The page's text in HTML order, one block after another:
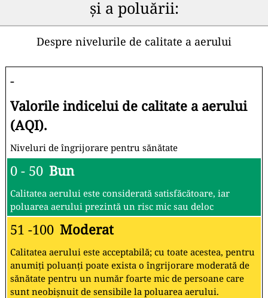
și a poluării:
Despre nivelurile de calitate a aerului
-
Valorile indicelui de calitate a aerului
(AQI).
Niveluri de îngrijorare pentru sănătate
0 - 50 Bun
Calitatea aerului este considerată satisfăcătoare, iar
poluarea aerului prezintă un risc mic sau deloc
51 -100 Moderat
Calitatea aerului este acceptabilă; cu toate acestea, pentru
anumiți poluanți poate exista o îngrijorare moderată de
sănătate pentru un număr foarte mic de persoane care
sunt neobișnuit de sensibile la poluarea aerului.